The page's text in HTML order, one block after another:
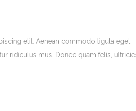
elit. Aenean commodo ligula eget
ridiculus mus. Donec quam felis,